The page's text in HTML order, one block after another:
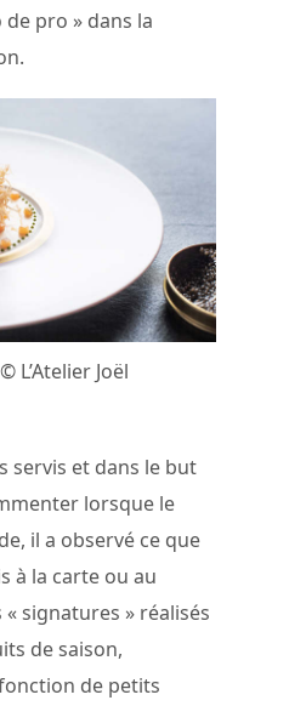
pro » dans la
L’Atelier Joël
servis et dans le but
lorsque le
il a observé ce que
à la carte ou au
signatures » réalisés
de saison,
de petits